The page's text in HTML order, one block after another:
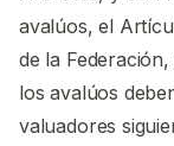
avalúos, el
de la
los avalúos
valuadores